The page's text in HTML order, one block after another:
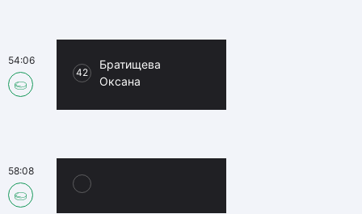
42
Братищева
Оксана
54:06
58:08